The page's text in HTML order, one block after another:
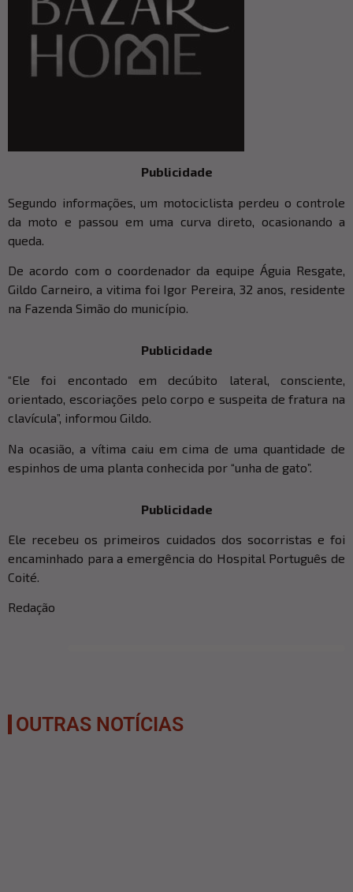
Publicidade
Segundo informações, um motociclista perdeu o controle
da moto e passou em uma curva direto, ocasionando a
queda.
De acordo com o coordenador da equipe Águia Resgate,
Gildo Carneiro, a vitima foi Igor Pereira, 32 anos, residente
na Fazenda Simão do município.
Publicidade
“Ele foi encontado em decúbito lateral, consciente,
orientado, escoriações pelo corpo e suspeita de fratura na
clavícula”, informou Gildo.
Na ocasião, a vítima caiu em cima de uma quantidade de
espinhos de uma planta conhecida por “unha de gato”.
Publicidade
Ele recebeu os primeiros cuidados dos socorristas e foi
encaminhado para a emergência do Hospital Português de
Coité.
Redação
OUTRAS NOTÍCIAS